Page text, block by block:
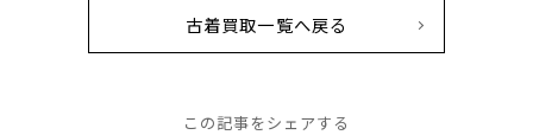
古着買取一覧へ戻る
この記事をシェアする